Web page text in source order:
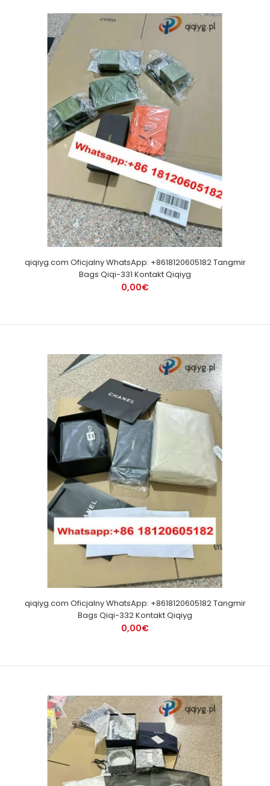
qiqiyg.com Oficjalny WhatsApp: +8618120605182 Tangmir
Bags Qiqi-331 Kontakt Qiqiyg
0,00€
qiqiyg.com Oficjalny WhatsApp: +8618120605182 Tangmir
Bags Qiqi-332 Kontakt Qiqiyg
0,00€